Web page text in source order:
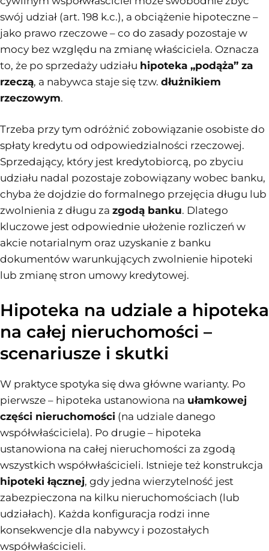
swój udział (art. 198 k.c.), a obciążenie hipoteczne –
jako prawo rzeczowe – co do zasady pozostaje w
mocy bez względu na zmianę właściciela. Oznacza
to, że po sprzedaży udziału hipoteka „podąża” za
rzeczą, a nabywca staje się tzw. dłużnikiem
rzeczowym.
Trzeba przy tym odróżnić zobowiązanie osobiste do
spłaty kredytu od odpowiedzialności rzeczowej.
Sprzedający, który jest kredytobiorcą, po zbyciu
udziału nadal pozostaje zobowiązany wobec banku,
chyba że dojdzie do formalnego przejęcia długu lub
zwolnienia z długu za zgodą banku. Dlatego
kluczowe jest odpowiednie ułożenie rozliczeń w
akcie notarialnym oraz uzyskanie z banku
dokumentów warunkujących zwolnienie hipoteki
lub zmianę stron umowy kredytowej.
Hipoteka na udziale a hipoteka
na całej nieruchomości –
scenariusze i skutki
W praktyce spotyka się dwa główne warianty. Po
pierwsze – hipoteka ustanowiona na ułamkowej
części nieruchomości (na udziale danego
współwłaściciela). Po drugie – hipoteka
ustanowiona na całej nieruchomości za zgodą
wszystkich współwłaścicieli. Istnieje też konstrukcja
hipoteki łącznej, gdy jedna wierzytelność jest
zabezpieczona na kilku nieruchomościach (lub
udziałach). Każda konfiguracja rodzi inne
konsekwencje dla nabywcy i pozostałych
współwłaścicieli.